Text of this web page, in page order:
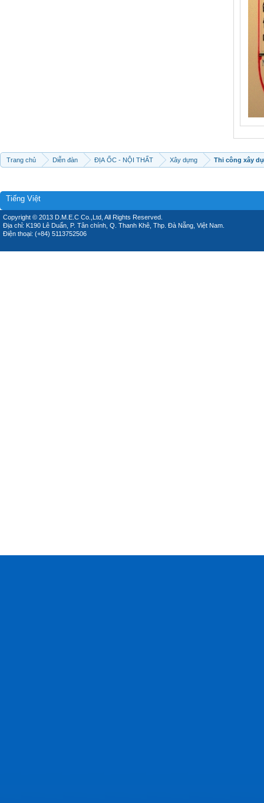
Trang chủ Diễn đàn ĐỊA ỐC - NỘI THẤT Xây dựng Thi công xây
Tiếng Việt
Copyright © 2013 D.M.E.C Co.,Ltd, All Rights Reserved.
Địa chỉ: K190 Lê Duẩn, P. Tân chính, Q. Thanh Khê, Thp. Đà Nẵng, Việt Nam.
Điện thoại: (+84) 5113752506